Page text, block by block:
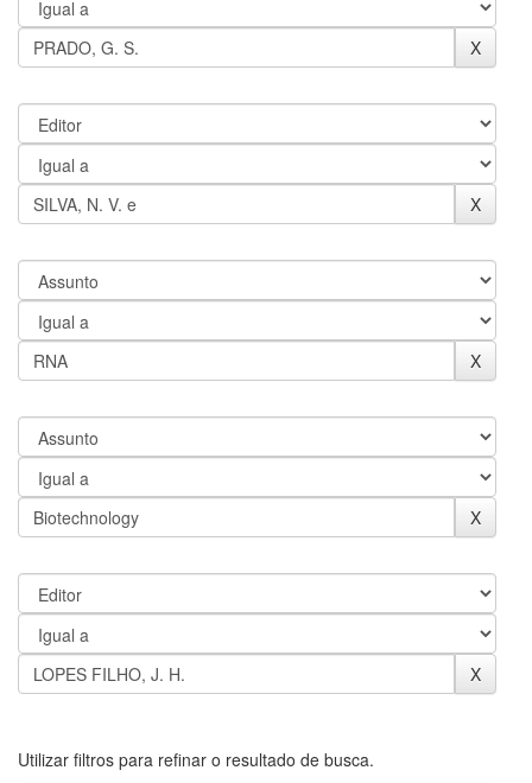
Utilizar filtros para refinar o resultado de busca.